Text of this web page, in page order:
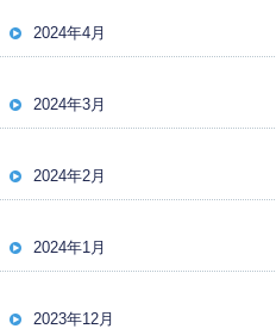
2024年4月
2024年3月
2024年2月
2024年1月
2023年12月